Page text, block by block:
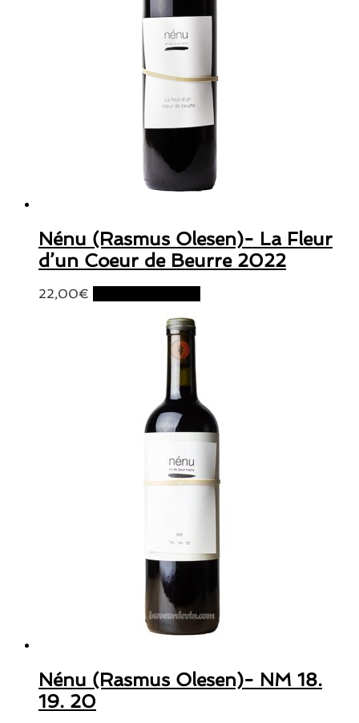
Nénu (Rasmus Olesen)- La Fleur
d’un Coeur de Beurre 2022
22,00€
Nénu (Rasmus Olesen)- NM 18.
19. 20